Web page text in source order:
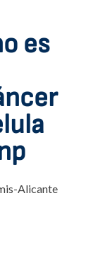
es
Alicante